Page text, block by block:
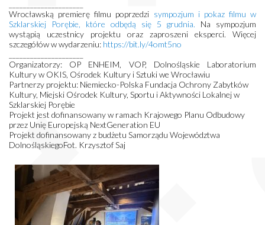
Wrocławską premierę filmu poprzedzi sympozjum i pokaz filmu w
Szklarskiej Porębie, które odbędą się 5 grudnia. Na sympozjum
wystąpią uczestnicy projektu oraz zaproszeni eksperci. Więcej
szczegółów w wydarzeniu: https://bit.ly/4omt5no
Organizatorzy: OP ENHEIM, VOP, Dolnośląskie Laboratorium
Kultury w OKIS, Ośrodek Kultury i Sztuki we Wrocławiu
Partnerzy projektu: Niemiecko-Polska Fundacja Ochrony Zabytków
Kultury, Miejski Ośrodek Kultury, Sportu i Aktywności Lokalnej w
Szklarskiej Porębie
Projekt jest dofinansowany w ramach Krajowego Planu Odbudowy
przez Unię Europejską NextGeneration EU
Projekt dofinansowany z budżetu Samorządu Województwa
DolnośląskiegoFot. Krzysztof Saj